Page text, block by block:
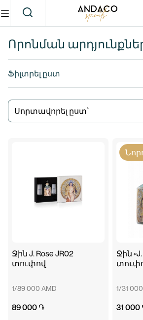
Որոնման
Ֆիլտրել ըստ
Սորտավորել ըստ՝
Ջին J. Rose JR02
տուփով
1/89 000 AMD
89 000 ֏
Ջին
1/31
31 000